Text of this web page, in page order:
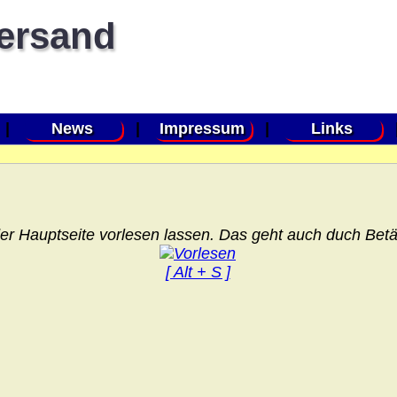
News Impressum Links
Hauptseite vorlesen lassen. Das geht auch duch
[ Alt + S ]